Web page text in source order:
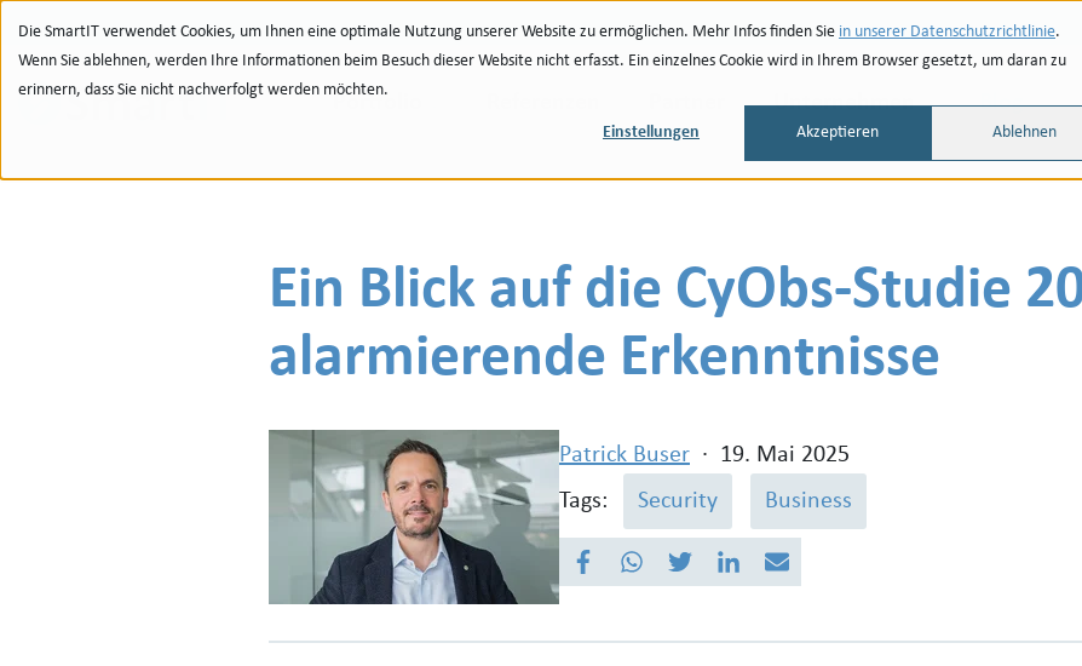
Die SmartIT verwendet Cookies, um Ihnen eine optimale Nutzung unserer Website zu ermöglichen. Mehr Infos finden Sie in unserer Datenschutzrichtlinie.
Wenn Sie ablehnen, werden Ihre Informationen beim Besuch dieser Website nicht erfasst. Ein einzelnes Cookie wird in Ihrem Browser gesetzt, um daran zu
erinnern, dass Sie nicht nachverfolgt werden möchten.
Einstellungen Akzeptieren Ablehnen
Portfolio Unternehmen Blog
Ein Blick auf die CyObs-Studie
alarmierende Erkenntnisse
Patrick Buser · 19. Mai 2025
Tags:
Security Business